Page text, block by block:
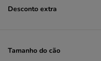
Desconto extra
Tamanho do cão